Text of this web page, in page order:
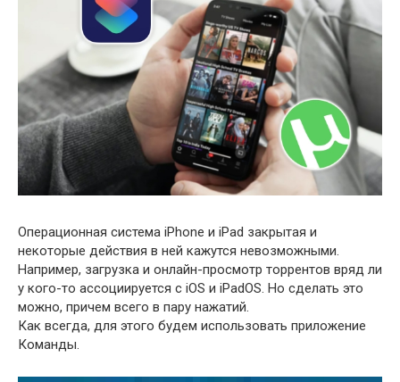
Операционная система iPhone и iPad закрытая и
некоторые действия в ней кажутся невозможными.
Например, загрузка и онлайн-просмотр торрентов вряд ли
у кого-то ассоциируется с iOS и iPadOS. Но сделать это
можно, причем всего в пару нажатий.
Как всегда, для этого будем использовать приложение
Команды.